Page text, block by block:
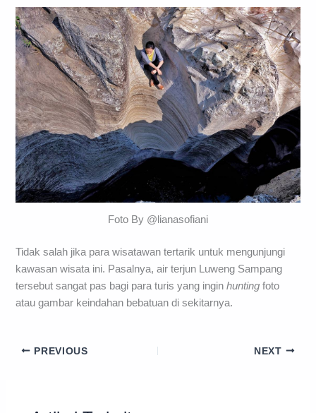
Foto By @lianasofiani
Tidak salah jika para wisatawan tertarik untuk mengunjungi
kawasan wisata ini. Pasalnya, air terjun Luweng Sampang
tersebut sangat pas bagi para turis yang inginhunting foto
atau gambar keindahan bebatuan di sekitarnya.
PREVIOUS NEXT